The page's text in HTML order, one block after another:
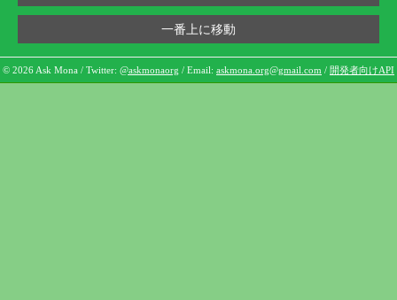
一番上に移動
© 2026 Ask Mona / Twitter: @askmonaorg / Email: askmona.org@gmail.com / 開発者向けAPI